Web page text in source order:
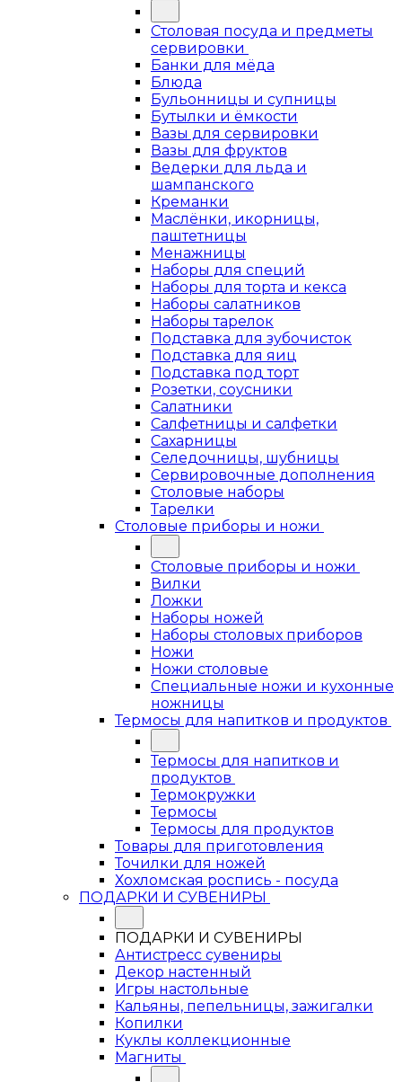
Столовая посуда и предметы
сервировки
Банки для мёда
Блюда
Бульонницы и супницы
Бутылки и ёмкости
Вазы для сервировки
Вазы для фруктов
Ведерки для льда и
шампанского
Креманки
Маслёнки, икорницы,
паштетницы
Менажницы
Наборы для специй
Наборы для торта и кекса
Наборы салатников
Наборы тарелок
Подставка для зубочисток
Подставка для яиц
Подставка под торт
Розетки, соусники
Салатники
Салфетницы и салфетки
Сахарницы
Селедочницы, шубницы
Сервировочные дополнения
Столовые наборы
Тарелки
Столовые приборы и ножи
Столовые приборы и ножи
Вилки
Ложки
Наборы ножей
Наборы столовых приборов
Ножи
Ножи столовые
Специальные ножи и кухонные
ножницы
Термосы для напитков и продуктов
Термосы для напитков и
продуктов
Термокружки
Термосы
Термосы для продуктов
Товары для приготовления
Точилки для ножей
Хохломская роспись - посуда
ПОДАРКИ И СУВЕНИРЫ
ПОДАРКИ И СУВЕНИРЫ
Антистресс сувениры
Декор настенный
Игры настольные
Кальяны, пепельницы, зажигалки
Копилки
Куклы коллекционные
Магниты